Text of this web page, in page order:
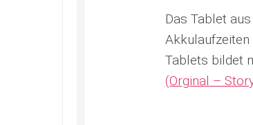
Das Tablet
Tablets bildet
(Orginal –